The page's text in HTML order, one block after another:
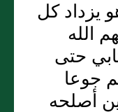
يزداد كل
الله
حتى
جوعا
أصلحه